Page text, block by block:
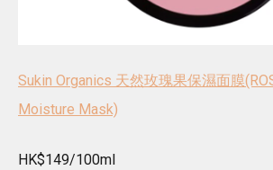
Sukin Organics 天然玫瑰果保濕面膜
Moisture Mask)
HK$149/100ml